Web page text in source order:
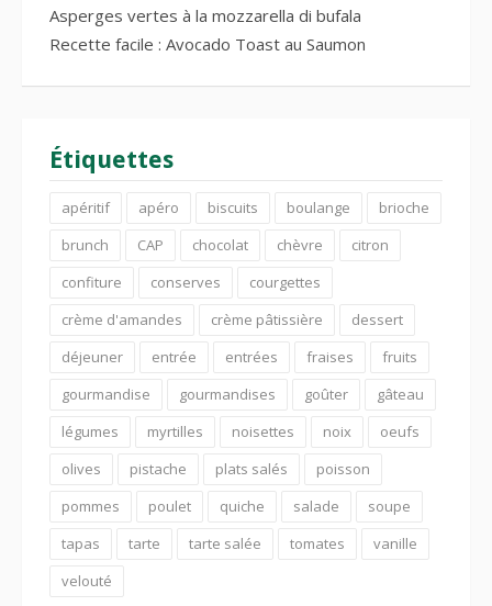
Asperges vertes à la mozzarella di bufala
Recette facile : Avocado Toast au Saumon
Étiquettes
apéritif apéro biscuits boulange
brioche
brunch
CAP chocolat chèvre
citron
confiture
conserves
courgettes
crème d'amandes
crème pâtissière
dessert
déjeuner
entrée entrées fraises
fruits
gourmandise
gourmandises goûter
gâteau
légumes
myrtilles noisettes noix
oeufs
olives
pistache plats salés
poisson
pommes
poulet quiche salade
soupe
tapas
tarte tarte salée tomates
vanille
velouté